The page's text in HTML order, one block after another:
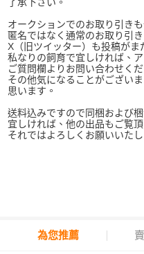
オークションでのお取り引き
匿名ではなく通常のお取り引
X（旧ツイッター）も投稿がま
私なりの飼育で宜しければ、
ご質問欄よりお問い合わせくだ
その他気になることがござい
思います。
送料込みですので同梱および
宜しければ、他の出品もご覧
それではよろしくお願いいた
為您推薦